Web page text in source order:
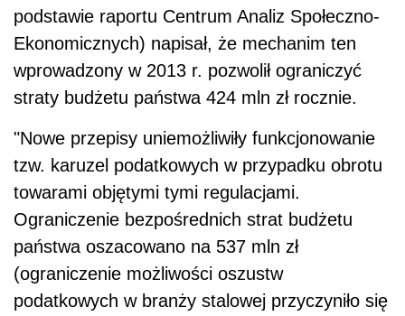
podstawie raportu Centrum Analiz Społeczno-
Ekonomicznych) napisał, że mechanim ten
wprowadzony w 2013 r. pozwolił ograniczyć
straty budżetu państwa 424 mln zł rocznie.
"Nowe przepisy uniemożliwiły funkcjonowanie
tzw. karuzel podatkowych w przypadku obrotu
towarami objętymi tymi regulacjami.
Ograniczenie bezpośrednich strat budżetu
państwa oszacowano na 537 mln zł
(ograniczenie możliwości oszustw
podatkowych w branży stalowej przyczyniło się